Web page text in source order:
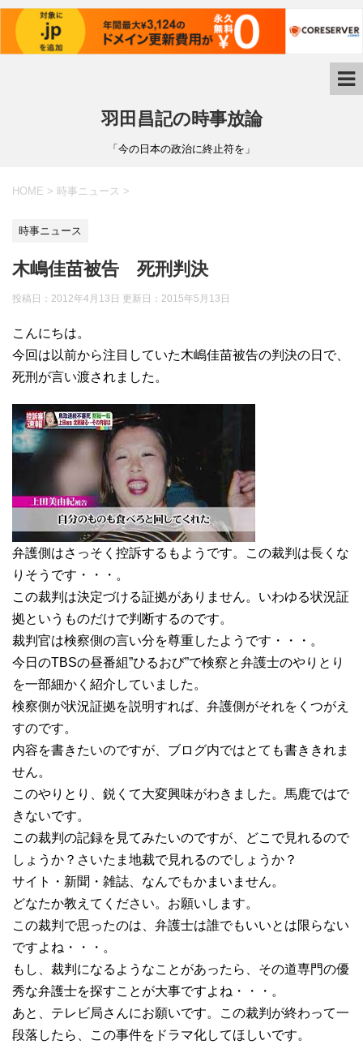
羽田昌記の時事放論
「今の日本の政治に終止符を」
HOME > 時事ニュース >
時事ニュース
木嶋佳苗被告 死刑判決
投稿日：2012年4月13日 更新日： 2015年5月13日
こんにちは。
今回は以前から注目していた木嶋佳苗被告の判決の日で、
死刑が言い渡されました。
弁護側はさっそく控訴するもようです。この裁判は長くな
りそうです・・・。
この裁判は決定づける証拠がありません。いわゆる状況証
拠というものだけで判断するのです。
裁判官は検察側の言い分を尊重したようです・・・。
今日のTBSの昼番組”ひるおび”で検察と弁護士のやりとり
を一部細かく紹介していました。
検察側が状況証拠を説明すれば、弁護側がそれをくつがえ
すのです。
内容を書きたいのですが、ブログ内ではとても書ききれま
せん。
このやりとり、鋭くて大変興味がわきました。馬鹿ではで
きないです。
この裁判の記録を見てみたいのですが、どこで見れるので
しょうか？さいたま地裁で見れるのでしょうか？
サイト・新聞・雑誌、なんでもかまいません。
どなたか教えてください。お願いします。
この裁判で思ったのは、弁護士は誰でもいいとは限らない
ですよね・・・。
もし、裁判になるようなことがあったら、その道専門の優
秀な弁護士を探すことが大事ですよね・・・。
あと、テレビ局さんにお願いです。この裁判が終わって一
段落したら、この事件をドラマ化してほしいです。